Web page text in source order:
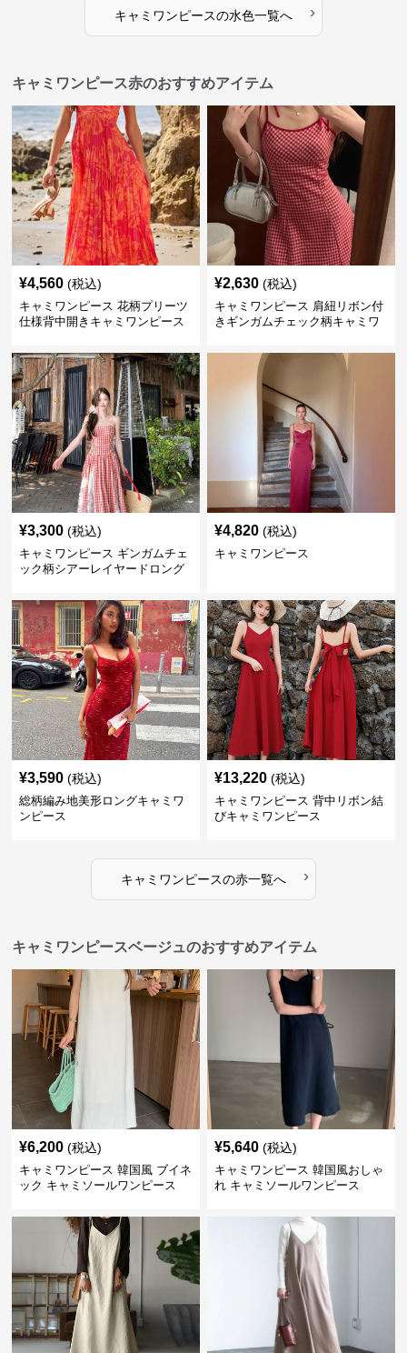
キャミワンピースの水色一覧へ ›
キャミワンピース赤のおすすめアイテム
¥4,560 (税込)
キャミワンピース 花柄プリーツ
仕様背中開きキャミワンピース
¥2,630 (税込)
キャミワンピース 肩紐リボン付
きギンガムチェック柄キャミワ
¥3,300 (税込)
キャミワンピース ギンガムチェ
ック柄シアーレイヤードロング
¥4,820 (税込)
キャミワンピース
¥3,590 (税込)
総柄編み地美形ロングキャミワ
ンピース
¥13,220 (税込)
キャミワンピース 背中リボン結
びキャミワンピース
キャミワンピースの赤一覧へ ›
キャミワンピースベージュのおすすめアイテム
¥6,200 (税込)
キャミワンピース 韓国風 ブイネ
ック キャミソールワンピース
¥5,640 (税込)
キャミワンピース 韓国風おしゃ
れ キャミソールワンピース